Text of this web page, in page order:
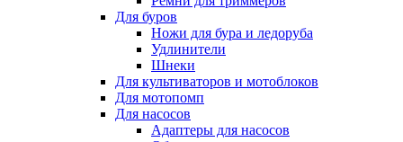
Для буров
Ножи для бура и ледоруба
Удлинители
Шнеки
Для культиваторов и мотоблоков
Для мотопомп
Для насосов
Адаптеры для насосов